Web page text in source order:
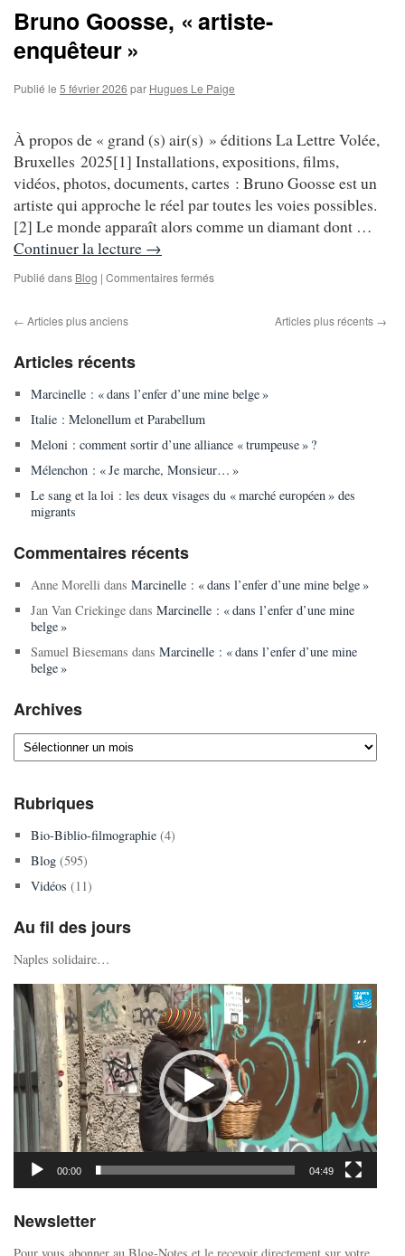
Bruno Goosse, « artiste-
enquêteur »
Publié le 5 février 2026 par Hugues Le Paige
À propos de « grand (s) air(s) » éditions La Lettre Volée,
Bruxelles 2025[1] Installations, expositions, films,
vidéos, photos, documents, cartes : Bruno Goosse est un
artiste qui approche le réel par toutes les voies possibles.
[2] Le monde apparaît alors comme un diamant dont …
Continuer la lecture →
Publié dans Blog | Commentaires ferméssur
← Articles plus anciens Articles plus récents →
Articles récents
Marcinelle : « dans l’enfer d’une mine belge »
Italie : Melonellum et Parabellum
Meloni : comment sortir d’une alliance « trumpeuse » ?
Mélenchon : « Je marche, Monsieur… »
Le sang et la loi : les deux visages du « marché européen » des
migrants
Commentaires récents
Anne Morelli dans Marcinelle : « dans l’enfer d’une mine belge »
Jan Van Criekingedans Marcinelle : « dans l’enfer d’une mine
belge »
Samuel Biesemans dans Marcinelle : « dans l’enfer d’une mine
belge »
Archives
Archives
Rubriques
Bio-Biblio-filmographie(4)
Blog(595)
Vidéos (11)
Au fil des jours
Naples solidaire…
Lecteur
vidéo
00:00 04:49
Newsletter
Pour vous abonner au Blog-Notes et le recevoir directement sur votre